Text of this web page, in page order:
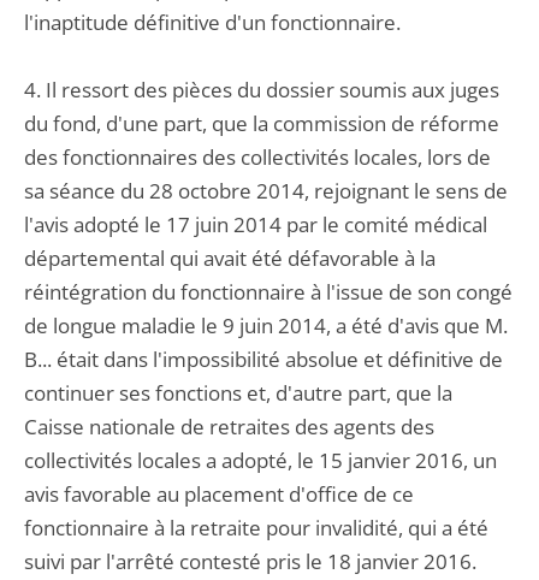
l'inaptitude définitive d'un fonctionnaire.
4. Il ressort des pièces du dossier soumis aux juges
du fond, d'une part, que la commission de réforme
des fonctionnaires des collectivités locales, lors de
sa séance du 28 octobre 2014, rejoignant le sens de
l'avis adopté le 17 juin 2014 par le comité médical
départemental qui avait été défavorable à la
réintégration du fonctionnaire à l'issue de son congé
de longue maladie le 9 juin 2014, a été d'avis que M.
B... était dans l'impossibilité absolue et définitive de
continuer ses fonctions et, d'autre part, que la
Caisse nationale de retraites des agents des
collectivités locales a adopté, le 15 janvier 2016, un
avis favorable au placement d'office de ce
fonctionnaire à la retraite pour invalidité, qui a été
suivi par l'arrêté contesté pris le 18 janvier 2016.